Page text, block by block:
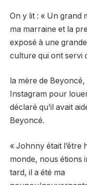
On y lit : « Un grand
ma marraine et la
exposé à une
culture qui ont servi
la mère de Beyoncé,
Instagram pour
déclaré qu’il avait
Beyoncé.
« Johnny était l’être
monde, nous étions
tard, il a été ma